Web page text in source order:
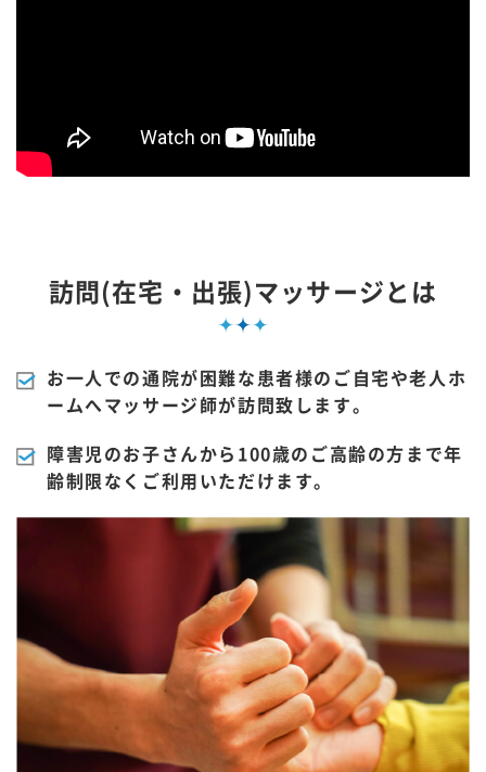
訪問(在宅・出張)マッサージとは
お一人での通院が困難な患者様のご自宅や老人ホ
ームへマッサージ師が訪問致します。
障害児のお子さんから100歳のご高齢の方まで年
齢制限なくご利用いただけます。